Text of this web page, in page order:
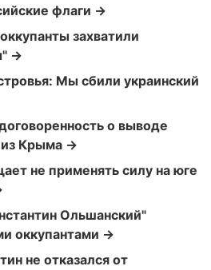
флаги →
захватили
→
Мы сбили украинский
о выводе
из Крыма →
не применять силу на юге
Ольшанский"
оккупантами →
не отказался от